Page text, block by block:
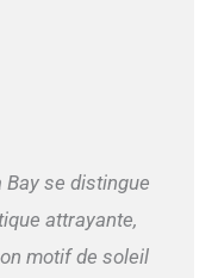
maintenant
serviettes
barre porte-
chaise de
plus de
pour les fêtes
Vous pouvez y
des serviettes ou
Bay se distingue
attrayante,
motif de soleil